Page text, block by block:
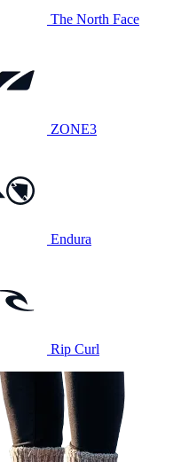
The North Face
ZONE3
Endura
Rip Curl